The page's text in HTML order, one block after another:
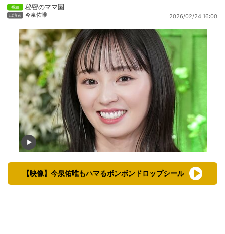
秘密のママ園
今泉佑唯 2026/02/24 16:00
【映像】今泉佑唯もハマるボンボンドロップシール